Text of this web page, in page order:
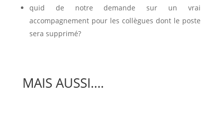
quid de notre demande sur un vrai
accompagnement pour les collègues dont le poste
sera supprimé?
MAIS AUSSI….